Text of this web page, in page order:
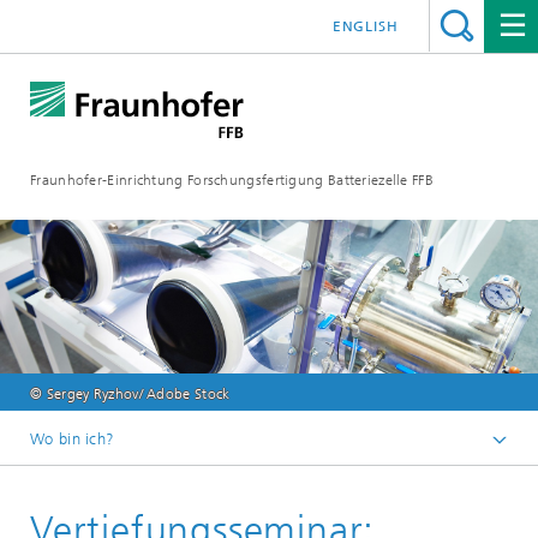
Fraunhofer-Einrichtung Forschungsfertigung Batteriezelle FFB
ENGLISH
© Sergey Ryzhov/ Adobe Stock
Wo bin ich?
ELLB Weiterbildungen